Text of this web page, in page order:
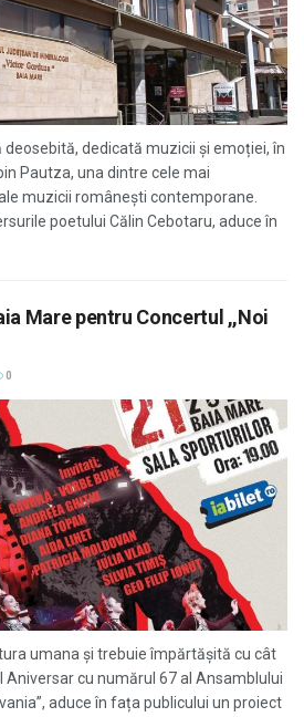
dedicată muzicii și emoției, în
Pautza, una dintre cele mai
muzicii românești contemporane.
poetului Călin Cebotaru, aduce în
Mare pentru Concertul ,,Noi
0
umana și trebuie împărtășită cu cât
Aniversar cu numărul 67 al Ansamblului
aduce în fața publicului un proiect